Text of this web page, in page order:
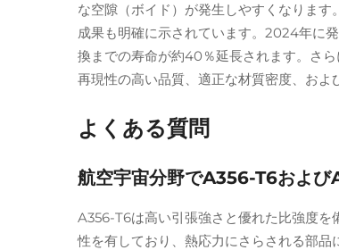
な空隙（ボイド）が発生しやすくなりま
成果も明確に示されています。2024年に
換までの寿命が約40％延長されます。さ
再現性の高い品質、適正な材質密度、お
よくある質問
航空宇宙分野でA356-T6および
A356-T6は高い引張強さと優れた比強度
性を有しており、熱応力にさらされる部品